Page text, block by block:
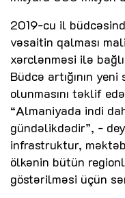
2019-cu il
vəsaitin qalması
xərclənməsi ilə
Büdcə artığının
olunmasını təklif
“Almaniyada indi
gündəlikdədir”, -
infrastruktur,
ölkənin bütün
göstərilməsi üçün